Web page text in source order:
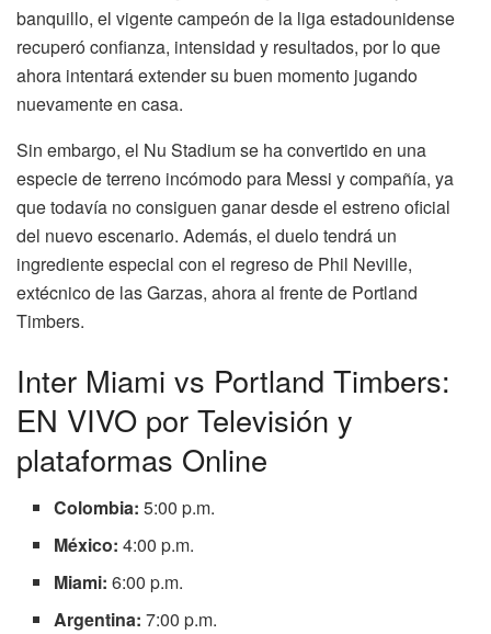
banquillo, el vigente campeón de la liga estadounidense
recuperó confianza, intensidad y resultados, por lo que
ahora intentará extender su buen momento jugando
nuevamente en casa.
Sin embargo, el Nu Stadium se ha convertido en una
especie de terreno incómodo para Messi y compañía, ya
que todavía no consiguen ganar desde el estreno oficial
del nuevo escenario. Además, el duelo tendrá un
ingrediente especial con el regreso de Phil Neville,
extécnico de las Garzas, ahora al frente de Portland
Timbers.
Inter Miami vs Portland Timbers:
EN VIVO por Televisión y
plataformas Online
Colombia: 5:00 p.m.
México: 4:00 p.m.
Miami: 6:00 p.m.
Argentina: 7:00 p.m.